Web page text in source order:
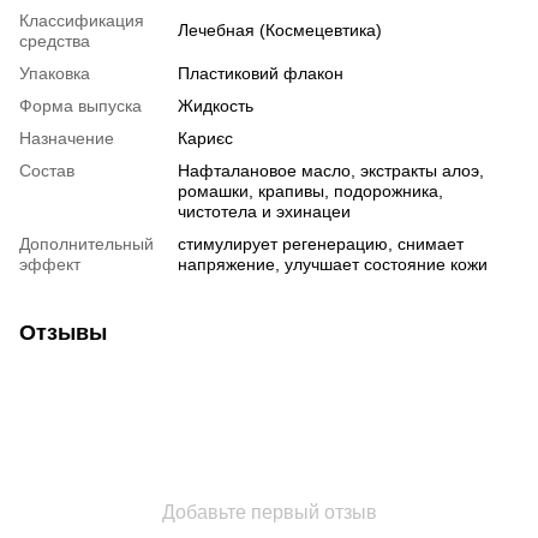
Классификация
средства
Лечебная (Космецевтика)
Упаковка
Пластиковий флакон
Форма выпуска
Жидкость
Назначение
Кариєс
Состав
Нафталановое масло, экстракты алоэ,
ромашки, крапивы, подорожника,
чистотела и эхинацеи
Дополнительный
эффект
стимулирует регенерацию, снимает
напряжение, улучшает состояние кожи
Отзывы
Добавьте первый отзыв